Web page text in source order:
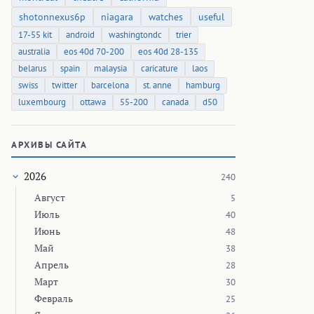
shotonnexus6p
niagara watches useful
17-55 kit android washingtondc
trier
australia
eos 40d 70-200
eos 40d 28-135
belarus
spain malaysia caricature
laos
swiss
twitter barcelona st. anne
hamburg
luxembourg
ottawa 55-200 canada d50
АРХИВЫ САЙТА
2026 240
Август 5
Июль 40
Июнь 48
Май 38
Апрель 28
Март 30
Февраль 25